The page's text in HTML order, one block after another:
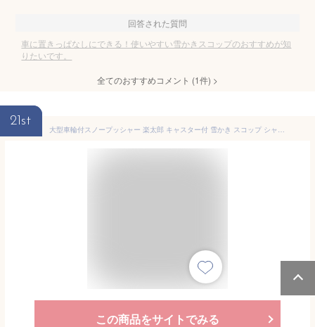
回答された質問
車に置きっぱなしにできる！使いやすい雪かきスコップのおすすめが知
りたいです。
全てのおすすめコメント (1件) >
21st
大型車輪付スノープッシャー 楽太郎 キャスター付 雪かき スコップ シャベル スノープッシャー ブラック 軽量 車輪付き らくらく 除雪 ママさんダンプ スノーダンプ(代引不可)【送料無料】
この商品をサイトでみる